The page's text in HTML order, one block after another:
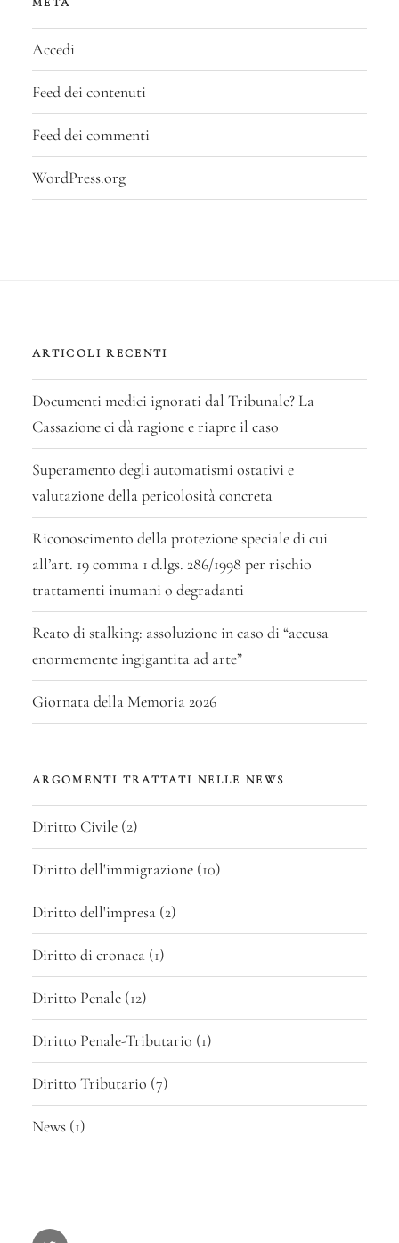
Accedi
Feed dei contenuti
Feed dei commenti
WordPress.org
ARTICOLI RECENTI
Documenti medici ignorati dal Tribunale? La
Cassazione ci dà ragione e riapre il caso
Superamento degli automatismi ostativi e
valutazione della pericolosità concreta
Riconoscimento della protezione speciale di cui
all’art. 19 comma 1 d.lgs. 286/1998 per rischio
trattamenti inumani o degradanti
Reato di stalking: assoluzione in caso di “accusa
enormemente ingigantita ad arte”
Giornata della Memoria 2026
ARGOMENTI TRATTATI NELLE NEWS
Diritto Civile (2)
Diritto dell'immigrazione (10)
Diritto dell'impresa (2)
Diritto di cronaca (1)
Diritto Penale (12)
Diritto Penale-Tributario (1)
Diritto Tributario (7)
News (1)